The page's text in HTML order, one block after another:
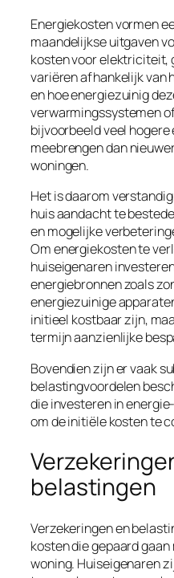
Energiekosten vormen
maandelijkse uitgaven
kosten voor elektriciteit,
variëren afhankelijk van
en hoe energiezuinig
verwarmingssystemen
bijvoorbeeld veel
meebrengen dan
woningen.
Het is daarom
huis aandacht te
en mogelijke
Om energiekosten te
huiseigenaren
energiebronnen zoals
energiezuinige
initieel kostbaar zijn,
termijn aanzienlijke
Bovendien zijn er vaak
belastingvoordelen
die investeren in
om de initiële kosten te
belastingen
Verzekeringen en
kosten die gepaard
woning. Huiseigenaren